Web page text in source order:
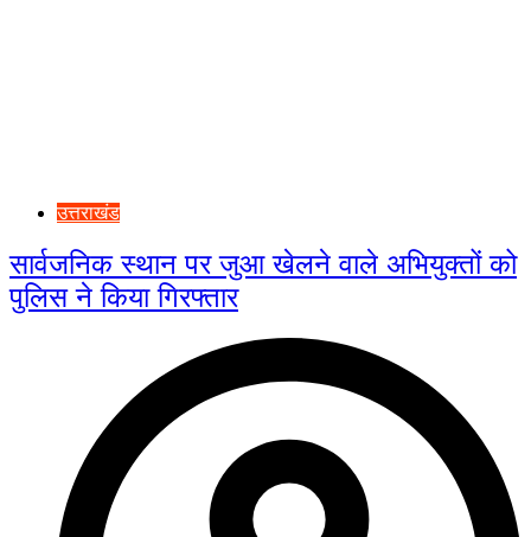
उत्तराखंड
सार्वजनिक स्थान पर जुआ खेलने वाले अभियुक्तों को
पुलिस ने किया गिरफ्तार